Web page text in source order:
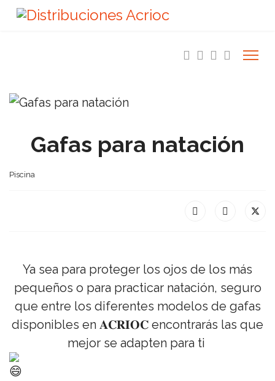
Gafas para natación
Piscina
Ya sea para proteger los ojos de los más
pequeños o para practicar natación, seguro
que entre los diferentes modelos de gafas
disponibles en 𝐀𝐂𝐑𝐈𝐎𝐂 encontrarás las que
mejor se adapten para ti